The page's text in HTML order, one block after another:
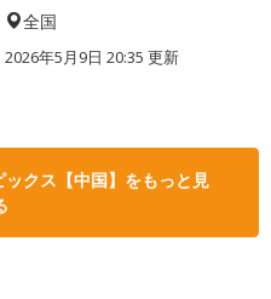
全国
2026年5月9日 20:35 更新
クス【中国】をもっと見